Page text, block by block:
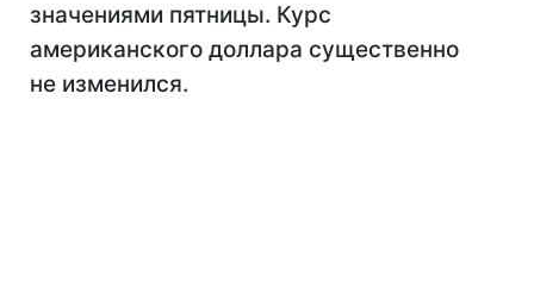
значениями пятницы. Курс
американского доллара существенно
не изменился.